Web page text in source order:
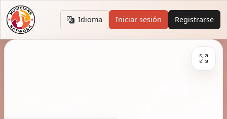
Idioma Iniciar sesión Registrarse